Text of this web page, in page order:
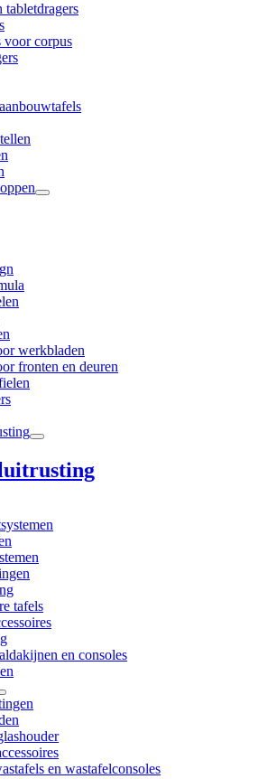
tabletdragers
voor corpus
werkbladen
fronten en deuren
tafels
en consoles
en wastafelconsoles